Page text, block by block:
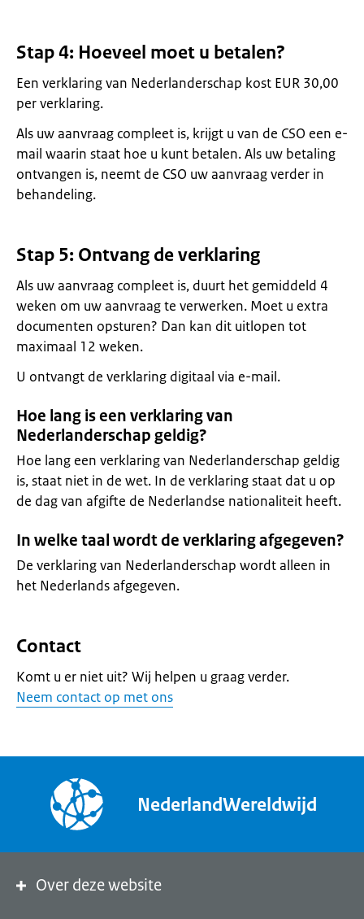
Stap 4: Hoeveel moet u betalen?
Een verklaring van Nederlanderschap kost EUR 30,00
per verklaring.
Als uw aanvraag compleet is, krijgt u van de CSO een e-
mail waarin staat hoe u kunt betalen. Als uw betaling
ontvangen is, neemt de CSO uw aanvraag verder in
behandeling.
Stap 5: Ontvang de verklaring
Als uw aanvraag compleet is, duurt het gemiddeld 4
weken om uw aanvraag te verwerken. Moet u extra
documenten opsturen? Dan kan dit uitlopen tot
maximaal 12 weken.
U ontvangt de verklaring digitaal via e-mail.
Hoe lang is een verklaring van
Nederlanderschap geldig?
Hoe lang een verklaring van Nederlanderschap geldig
is, staat niet in de wet. In de verklaring staat dat u op
de dag van afgifte de Nederlandse nationaliteit heeft.
In welke taal wordt de verklaring afgegeven?
De verklaring van Nederlanderschap wordt alleen in
het Nederlands afgegeven.
Contact
Komt u er niet uit? Wij helpen u graag verder.
Neem contact op met ons
NederlandWereldwijd
Over deze website